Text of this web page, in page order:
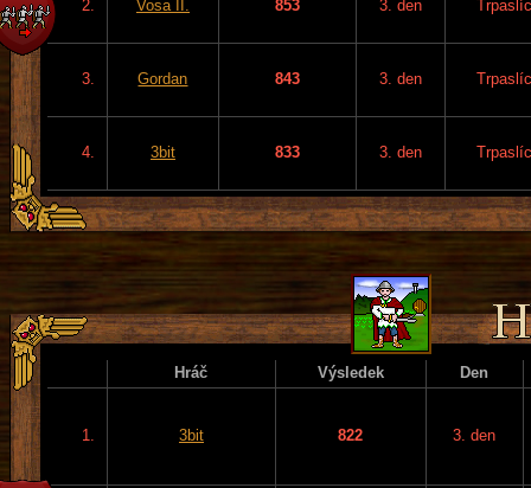
2. Vosa II. 853 3. den
3. Gordan 843 3. den
4. 3bit 833 3. den
Hráč Výsledek Den
1. 3bit 822 3. den